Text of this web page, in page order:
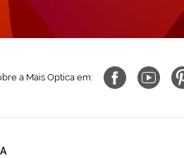
a Mais Optica em: